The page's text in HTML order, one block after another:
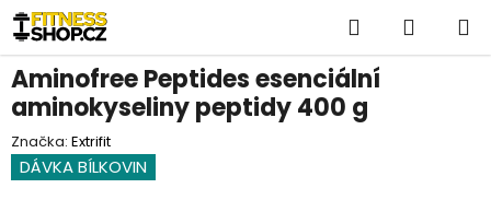
Přejít
na
obsah
Hledat
KOŠÍK
Aminofree Peptides esenciální
aminokyseliny peptidy 400 g
Značka: Extrifit
DÁVKA BÍLKOVIN